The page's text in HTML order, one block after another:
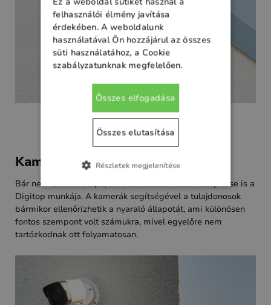
Kamerarendszer
Bár nem Loxone alapú, de akamerarendszertelepítése is a
Digitop munkája. A kamerák segítségével a tulajdonosok
bármikor ellenőrizhetik a nyaraló állapotát, ami különösen
fontos szempont volt számukra, mivel egyelőre nem
tartózkodnak ott folyamatosan.
felhasználói élmény javítása
érdekében. A weboldalunk
használatával Ön hozzájárul az összes
süti használatához, a Cookie
szabályzatunknak megfelelően.
Összes elfogadása
Összes elutasítása
Részletek megjelenítése